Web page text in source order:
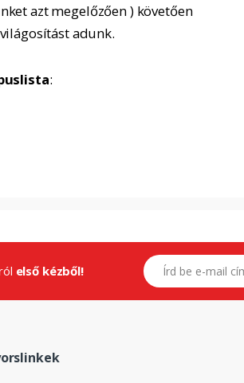
azt megelőzően ) követően
adunk.
:
első kézből!
E-mail címed